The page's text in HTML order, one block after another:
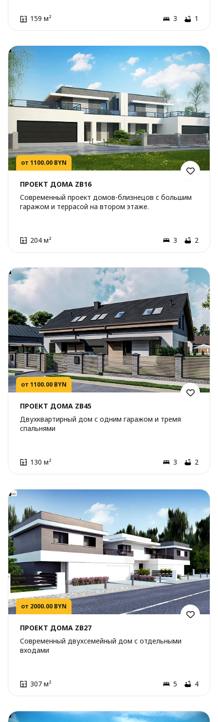
159 м² 3 1
от 1100.00 BYN
ПРОЕКТ ДОМА ZB16
Современный проект домов-близнецов с большим
гаражом и террасой на втором этаже.
204 м² 3 2
от 1100.00 BYN
ПРОЕКТ ДОМА ZB45
Двухквартирный дом с одним гаражом и тремя
спальнями
130 м² 3 2
от 2000.00 BYN
ПРОЕКТ ДОМА ZB27
Современный двухсемейный дом с отдельными
входами
307 м² 5 4